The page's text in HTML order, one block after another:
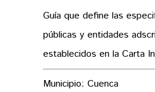
Guía que define las
públicas y entidades
establecidos en la Carta
Municipio: Cuenca